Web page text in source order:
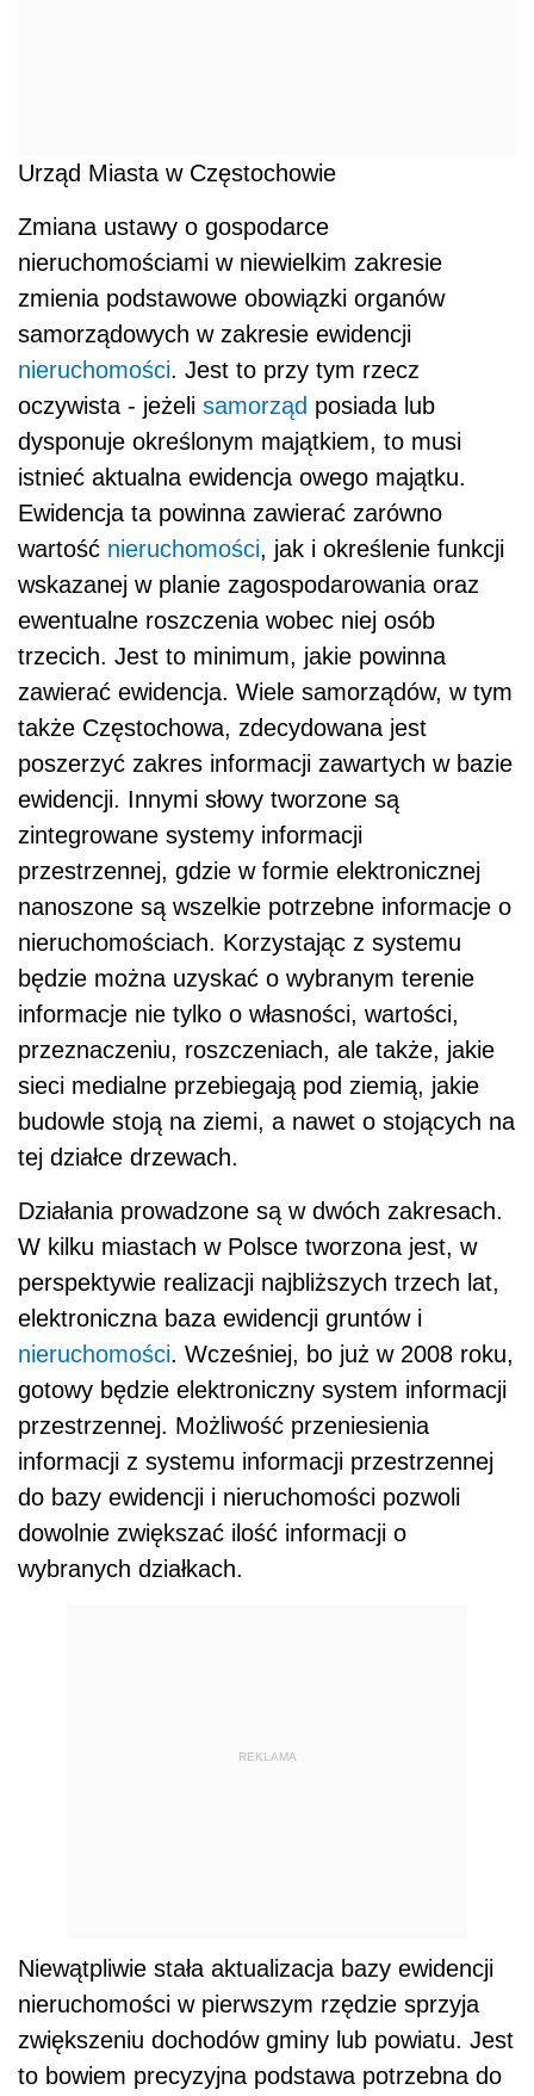
Urząd Miasta w Częstochowie
Zmiana ustawy o gospodarce
nieruchomościami w niewielkim zakresie
zmienia podstawowe obowiązki organów
samorządowych w zakresie ewidencji
nieruchomości. Jest to przy tym rzecz
oczywista - jeżeli samorząd posiada lub
dysponuje określonym majątkiem, to musi
istnieć aktualna ewidencja owego majątku.
Ewidencja ta powinna zawierać zarówno
wartość nieruchomości, jak i określenie funkcji
wskazanej w planie zagospodarowania oraz
ewentualne roszczenia wobec niej osób
trzecich. Jest to minimum, jakie powinna
zawierać ewidencja. Wiele samorządów, w tym
także Częstochowa, zdecydowana jest
poszerzyć zakres informacji zawartych w bazie
ewidencji. Innymi słowy tworzone są
zintegrowane systemy informacji
przestrzennej, gdzie w formie elektronicznej
nanoszone są wszelkie potrzebne informacje o
nieruchomościach. Korzystając z systemu
będzie można uzyskać o wybranym terenie
informacje nie tylko o własności, wartości,
przeznaczeniu, roszczeniach, ale także, jakie
sieci medialne przebiegają pod ziemią, jakie
budowle stoją na ziemi, a nawet o stojących na
tej działce drzewach.
Działania prowadzone są w dwóch zakresach.
W kilku miastach w Polsce tworzona jest, w
perspektywie realizacji najbliższych trzech lat,
elektroniczna baza ewidencji gruntów i
nieruchomości. Wcześniej, bo już w 2008 roku,
gotowy będzie elektroniczny system informacji
przestrzennej. Możliwość przeniesienia
informacji z systemu informacji przestrzennej
do bazy ewidencji i nieruchomości pozwoli
dowolnie zwiększać ilość informacji o
wybranych działkach.
REKLAMA
Niewątpliwie stała aktualizacja bazy ewidencji
nieruchomości w pierwszym rzędzie sprzyja
zwiększeniu dochodów gminy lub powiatu. Jest
to bowiem precyzyjna podstawa potrzebna do